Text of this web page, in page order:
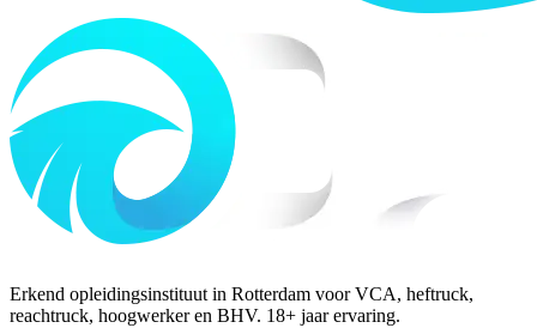
Erkend opleidingsinstituut in Rotterdam voor VCA, heftruck,
reachtruck, hoogwerker en BHV. 18+ jaar ervaring.